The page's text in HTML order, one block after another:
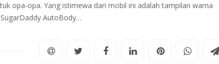
opa-opa. Yang istimewa dari mobil ini adalah tampilan warna
AutoBody…